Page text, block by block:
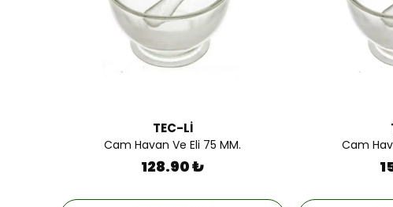
TEC-Lİ
Cam Havan Ve Eli 75 MM.
128.90 ₺
Cam